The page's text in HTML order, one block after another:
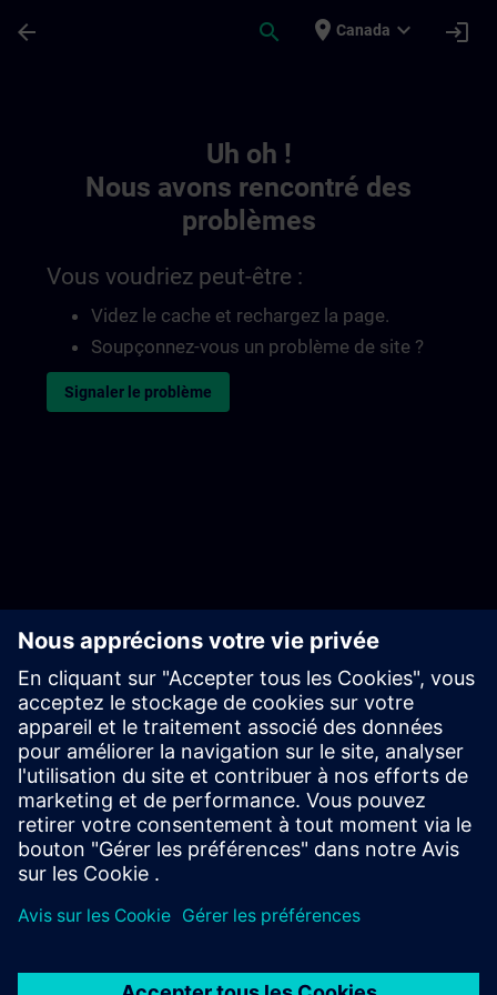
arrow_back search place Canada expand_more login
Uh oh !
Nous avons rencontré des
problèmes
Vous voudriez peut-être :
Videz le cache et rechargez la page.
Soupçonnez-vous un problème de site ?
Signaler le problème